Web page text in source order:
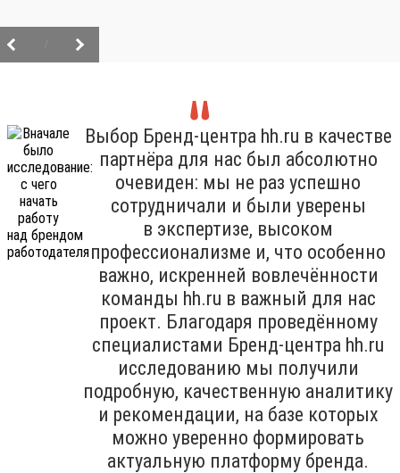
Выбор Бренд-центра hh.ru в качестве
партнёра для нас был абсолютно
очевиден: мы не раз успешно
сотрудничали и были уверены
в экспертизе, высоком
профессионализме и, что особенно
важно, искренней вовлечённости
команды hh.ru в важный для нас
проект. Благодаря проведённому
специалистами Бренд-центра hh.ru
исследованию мы получили
подробную, качественную аналитику
и рекомендации, на базе которых
можно уверенно формировать
актуальную платформу бренда.